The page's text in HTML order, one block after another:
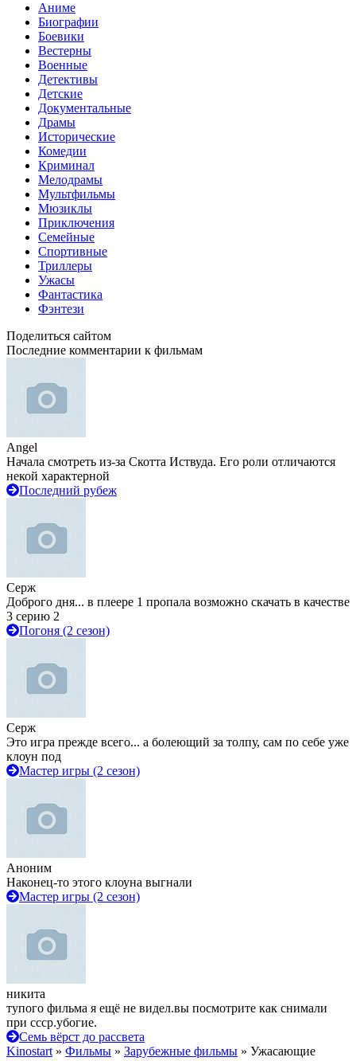
Аниме
Биографии
Боевики
Вестерны
Военные
Детективы
Детские
Документальные
Драмы
Исторические
Комедии
Криминал
Мелодрамы
Мультфильмы
Мюзиклы
Приключения
Семейные
Спортивные
Триллеры
Ужасы
Фантастика
Фэнтези
Поделиться сайтом
Последние комментарии к фильмам
Angel
Начала смотреть из-за Скотта Иствуда. Его роли отличаются
некой характерной
Последний рубеж
Серж
Доброго дня... в плеере 1 пропала возможно скачать в качестве
3 серию 2
Погоня (2 сезон)
Серж
Это игра прежде всего... а болеющий за толпу, сам по себе уже
клоун под
Мастер игры (2 сезон)
Аноним
Наконец-то этого клоуна выгнали
Мастер игры (2 сезон)
никита
тупого фильма я ещё не видел.вы посмотрите как снимали
при ссср.убогие.
Семь вёрст до рассвета
Kinostart » Фильмы » Зарубежные фильмы » Ужасающие